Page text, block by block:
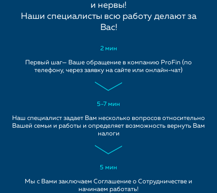
и нервы!
Наши специалисты всю работу делают за
Вас!
2 мин
Первый шаг— Ваше обращение в компанию ProFin (по
телефону, через заявку на сайте или онлайн-чат)
5-7 мин
Наш специалист задает Вам несколько вопросов относительно
Вашей семьи и работы и определяет возможность вернуть Вам
налоги
5 мин
Мы с Вами заключаем Соглашение о Сотрудничестве и
начинаем работать!